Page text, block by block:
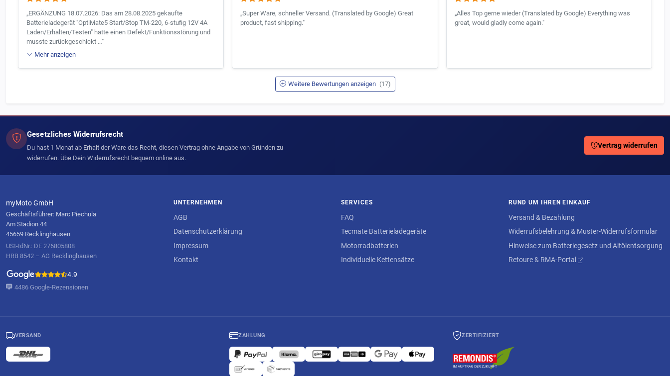
„ERGÄNZUNG 18.07.2026: Das am 28.08.2025 gekaufte
Batterieladegerät "OptiMate5 Start/Stop TM-220, 6-stufig 12V 4A
Laden/Erhalten/Testen" hatte einen Defekt/Funktionsstörung und
musste zurückgeschickt …"
Mehr anzeigen
„Super Ware, schneller Versand. (Translated by Google) Great
product, fast shipping."
„Alles Top gerne wieder (Translated by Google) Everything was
great, would gladly come again."
Weitere Bewertungen anzeigen (17)
Gesetzliches Widerrufsrecht
Du hast 1 Monat ab Erhalt der Ware das Recht, diesen Vertrag ohne Angabe von Gründen zu
widerrufen. Übe Dein Widerrufsrecht bequem online aus.
Vertrag widerrufen
myMoto GmbH
Geschäftsführer: Marc Piechula
Am Stadion 44
45659 Recklinghausen
USt-IdNr.: DE 276805808
HRB 8542 – AG Recklinghausen
4.9
4486 Google-Rezensionen
UNTERNEHMEN
AGB
Datenschutzerklärung
Impressum
Kontakt
SERVICES
FAQ
Tecmate Batterieladegeräte
Motorradbatterien
Individuelle Kettensätze
RUND UM IHREN EINKAUF
Versand & Bezahlung
Widerrufsbelehrung & Muster-Widerrufsformular
Hinweise zum Batteriegesetz und Altölentsorgung
Retoure & RMA-Portal
VERSAND ZAHLUNG ZERTIFIZIERT